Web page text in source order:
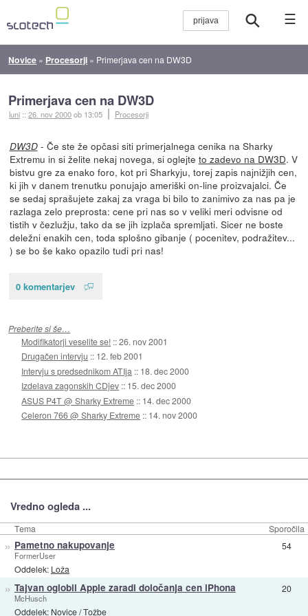
☰
Novice » Procesorji » Primerjava cen na DW3D
Primerjava cen na DW3D
luni ::26. nov 2000ob 13:05 Procesorji
DW3D- Če ste že opčasi siti primerjalnega cenika na Sharky
Extremu in si želite nekaj novega, si oglejte to zadevo na DW3D. V
bistvu gre za enako foro, kot pri Sharkyju, torej zapis najnižjih cen,
ki jih v danem trenutku ponujajo ameriški on-line proizvajalci. Če
se sedaj sprašujete zakaj za vraga bi bilo to zanimivo za nas pa je
razlaga zelo preprosta: cene pri nas so v veliki meri odvisne od
tistih v čezlužju, tako da se jih izplača spremljati. Sicer ne boste
deležni enakih cen, toda splošno gibanje ( pocenitev, podražitev...
) se bo še kako opazilo tudi pri nas!
0 komentarjev
Preberite si še…
Modifikatorji veselite se! ::26. nov 2001
Drugačen intervju :: 12. feb 2001
Intervju s predsednikom ATIja :: 18. dec 2000
Izdelava zagonskih CDjev :: 15. dec 2000
ASUS P4T @ Sharky Extreme :: 14. dec 2000
Celeron 766 @ Sharky Extreme :: 14. nov 2000
Vredno ogleda ...
Tema Sporočila
» Pametno nakupovanje
FormerUser
Oddelek: Loža
54
» Tajvan oglobil Apple zaradi določanja cen iPhona
McHusch
Oddelek: Novice/Tožbe
20